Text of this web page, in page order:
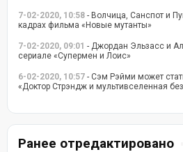
7-02-2020, 10:58 - Волчица, Санспот и
кадрах фильма «Новые мутанты»
7-02-2020, 09:01 - Джордан Эльзасс и
сериале «Супермен и Лоис»
6-02-2020, 10:57 - Сэм Рэйми может
«Доктор Стрэндж и мультивселенная
Ранее отредактировано